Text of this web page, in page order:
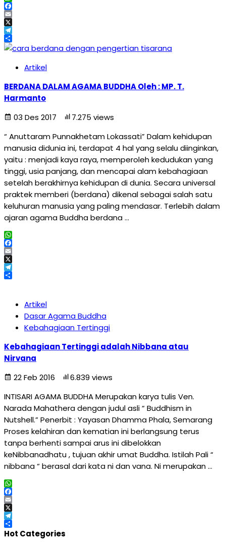
WhatsApp
Facebook
Email
X
Telegram
Share
Artikel
BERDANA DALAM AGAMA BUDDHA Oleh : MP. T.
Harmanto
03 Des 2017
7.275 views
“ Anuttaram Punnakhetam Lokassati” Dalam kehidupan
manusia didunia ini, terdapat 4 hal yang selalu diinginkan,
yaitu : menjadi kaya raya, memperoleh kedudukan yang
tinggi, usia panjang, dan mencapai alam kebahagiaan
setelah berakhirnya kehidupan di dunia. Secara universal
praktek memberi (berdana) dikenal sebagai salah satu
keluhuran manusia yang paling mendasar. Terlebih dalam
ajaran agama Buddha berdana …
WhatsApp
Facebook
Email
X
Telegram
Artikel
Dasar Agama Buddha
Kebahagiaan Tertinggi
Kebahagiaan Tertinggi adalah Nibbana atau
Nirvana
22 Feb 2016
6.839 views
INTISARI AGAMA BUDDHA Merupakan karya tulis Ven.
Narada Mahathera dengan judul asli “ Buddhism in
Nutshell.” Penerbit : Yayasan Dhamma Phala, Semarang
Proses kelahiran dan kematian ini berlangsung terus
tanpa berhenti sampai arus ini dibelokkan
keNibbanadhatu , tujuan akhir umat Buddha. Istilah Pali “
nibbana “ berasal dari kata ni dan vana. Ni merupakan …
WhatsApp
Facebook
Email
X
Telegram
Share
Hot Categories